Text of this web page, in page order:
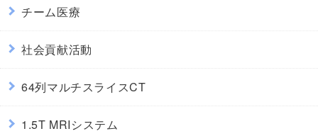
チーム医療
社会貢献活動
64列マルチスライスCT
1.5T MRIシステム